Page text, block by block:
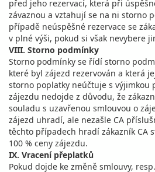
před jeho rezervací, která při
závaznou a vztahují se na ni storno
případě neúspěšné rezervace se
v plné výši, pokud si však nevybere
VIII. Storno podmínky
Storno podmínky se řídí storno
které byl zájezd rezervován a která
storno poplatky neúčtuje s výjimkou
zájezdu nedojde z důvodu, že
souladu s uzavřenou smlouvou o
zájezd uhradí, ale nezašle CA
těchto případech hradí zákazník CA
100 % ceny zájezdu.
IX. Vracení přeplatků
Pokud dojde ke změně smlouvy,